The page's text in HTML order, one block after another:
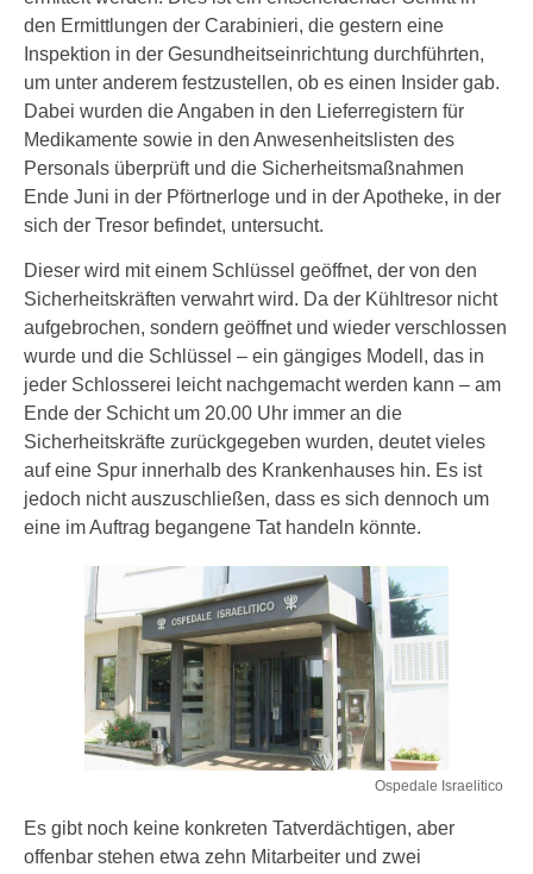
den Ermittlungen der Carabinieri, die gestern eine
Inspektion in der Gesundheitseinrichtung durchführten,
um unter anderem festzustellen, ob es einen Insider gab.
Dabei wurden die Angaben in den Lieferregistern für
Medikamente sowie in den Anwesenheitslisten des
Personals überprüft und die Sicherheitsmaßnahmen
Ende Juni in der Pförtnerloge und in der Apotheke, in der
sich der Tresor befindet, untersucht.
Dieser wird mit einem Schlüssel geöffnet, der von den
Sicherheitskräften verwahrt wird. Da der Kühltresor nicht
aufgebrochen, sondern geöffnet und wieder verschlossen
wurde und die Schlüssel – ein gängiges Modell, das in
jeder Schlosserei leicht nachgemacht werden kann – am
Ende der Schicht um 20.00 Uhr immer an die
Sicherheitskräfte zurückgegeben wurden, deutet vieles
auf eine Spur innerhalb des Krankenhauses hin. Es ist
jedoch nicht auszuschließen, dass es sich dennoch um
eine im Auftrag begangene Tat handeln könnte.
Ospedale Israelitico
Es gibt noch keine konkreten Tatverdächtigen, aber
offenbar stehen etwa zehn Mitarbeiter und zwei